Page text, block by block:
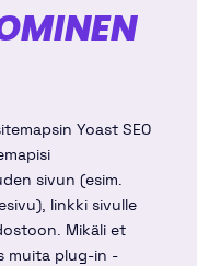
Yoast SEO
sivun (esim.
linkki sivulle
Mikäli et
muita plug-in -